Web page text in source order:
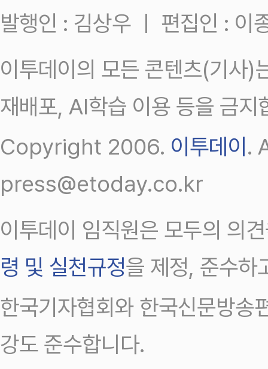
발행인 : 김상우 ㅣ 편집인 : 이
이투데이의 모든 콘텐츠(기사)
재배포, AI학습 이용 등을 금지
Copyright 2006. 이투데이.
press@etoday.co.kr
이투데이 임직원은 모두의 의
령 및 실천규정을 제정, 준수하
한국기자협회와 한국신문방송
강도 준수합니다.